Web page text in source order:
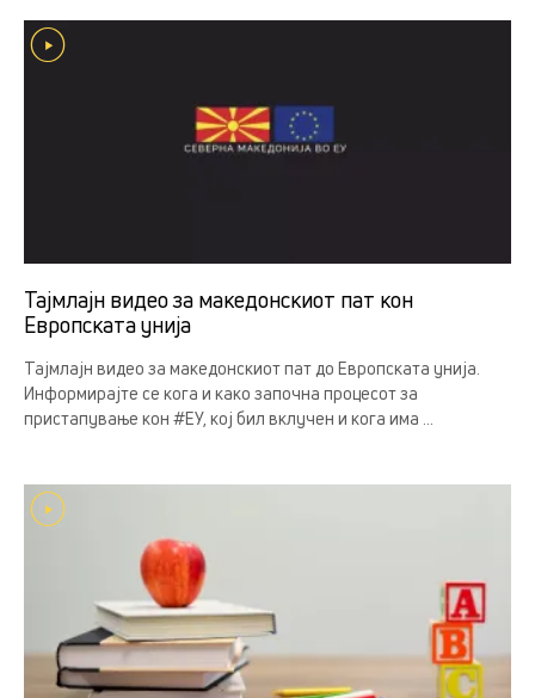
Тајмлајн видео за македонскиот пат кон
Европската унија
Тајмлајн видео за македонскиот пат до Европската унија.
Информирајте се кога и како започна процесот за
пристапување кон #ЕУ, кој бил вклучен и кога има ...